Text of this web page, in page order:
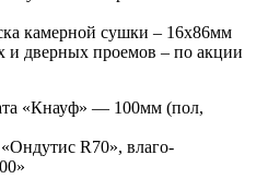
камерной сушки – 16х86мм
дверных проемов – по акции
«Кнауф» — 100мм (пол,
R70», влаго-